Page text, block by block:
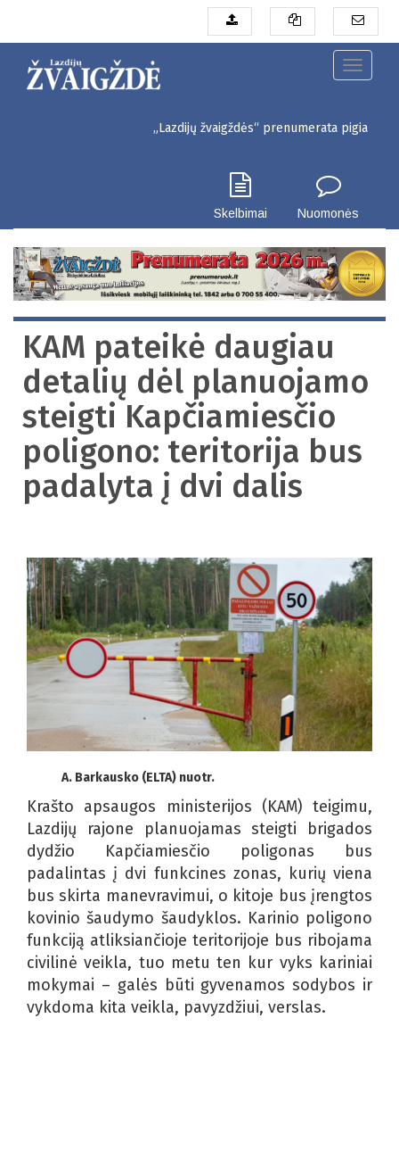
pagrindinį
Toggle
„Lazdijų žvaigždės“ prenumerata pigiau. Seinų
Skelbimai Nuomonės
KAM pateikė daugiau
detalių dėl planuojamo
steigti Kapčiamiesčio
poligono: teritorija bus
padalyta į dvi dalis
A. Barkausko (ELTA) nuotr.
Krašto apsaugos ministerijos (KAM) teigimu,
Lazdijų rajone planuojamas steigti brigados
dydžio Kapčiamiesčio poligonas bus
padalintas į dvi funkcines zonas, kurių viena
bus skirta manevravimui, o kitoje bus įrengtos
kovinio šaudymo šaudyklos. Karinio poligono
funkciją atliksiančioje teritorijoje bus ribojama
civilinė veikla, tuo metu ten kur vyks kariniai
mokymai – galės būti gyvenamos sodybos ir
vykdoma kita veikla, pavyzdžiui, verslas.